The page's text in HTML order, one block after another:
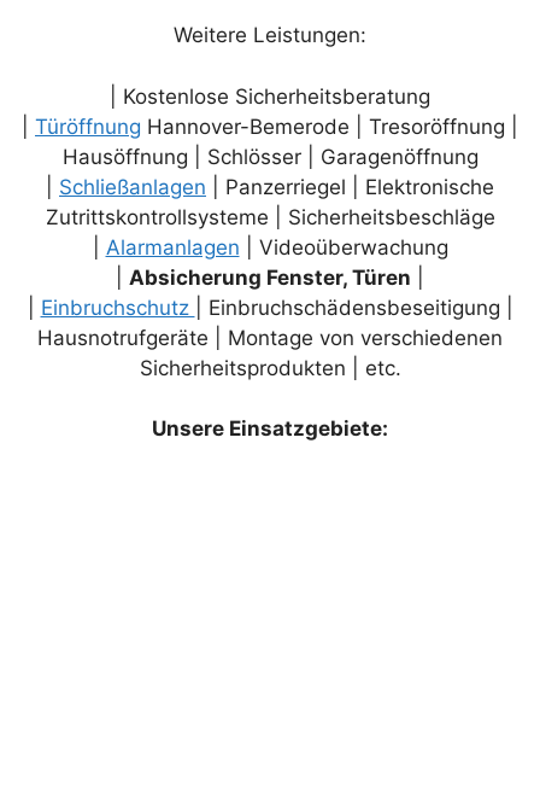
Weitere Leistungen:
| Kostenlose Sicherheitsberatung
Türöffnung Hannover-Bemerode | Tresoröffnung |
Hausöffnung | Schlösser | Garagenöffnung
Schließanlagen | Panzerriegel | Elektronische
Zutrittskontrollsysteme | Sicherheitsbeschläge
Alarmanlagen | Videoüberwachung
Absicherung Fenster, Türen
Einbruchschutz
| Einbruchschädensbeseitigung |
Hausnotrufgeräte | Montage von verschiedenen
Sicherheitsprodukten | etc.
Unsere Einsatzgebiete: